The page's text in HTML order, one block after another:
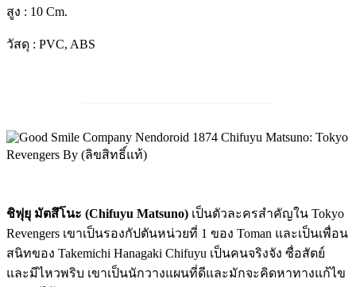
สูง : 10 Cm.
วัสดุ : PVC, ABS
ชิฟุยุ มัตสึโนะ (Chifuyu Matsuno) เป็นตัวละครสำคัญใน Tokyo
Revengers เขาเป็นรองกัปตันหน่วยที่ 1 ของ Toman และเป็นเพื่อน
สนิทของ Takemichi Hanagaki Chifuyu เป็นคนจริงจัง ซื่อสัตย์
และมีไหวพริบ เขาเป็นนักวางแผนที่ดีและมักจะคิดหาทางแก้ไข